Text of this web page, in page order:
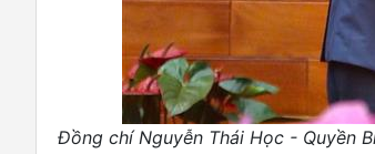
Đồng chí Nguyễn Thái Học - Quyền